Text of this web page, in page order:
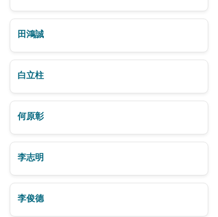
田鴻誠
白立柱
何原彰
李志明
李俊德